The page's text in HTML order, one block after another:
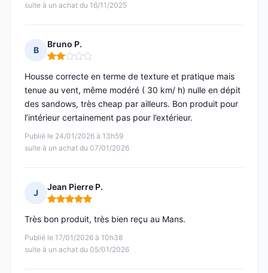
suite à un achat du 16/11/2025
B
Bruno P.
Note : 2 sur 5
Publié le 24/01/2026 à 13h59
suite à un achat du 07/01/2026
Housse correcte en terme de texture et pratique mais
tenue au vent, même modéré ( 30 km/ h) nulle en dépit
des sandows, très cheap par ailleurs. Bon produit pour
l’intérieur certainement pas pour l’extérieur.
J
Jean Pierre P.
Note : 5 sur 5
Publié le 17/01/2026 à 10h38
suite à un achat du 05/01/2026
Très bon produit, très bien reçu au Mans.